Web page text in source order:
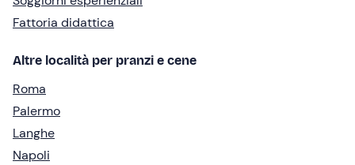
Fattoria didattica
Altre località per pranzi e cene
Roma
Palermo
Langhe
Napoli